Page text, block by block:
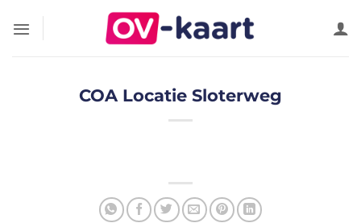
naar
COA Locatie Sloterweg